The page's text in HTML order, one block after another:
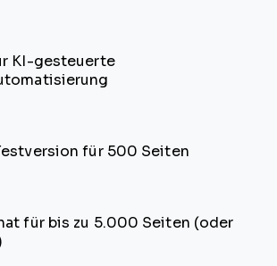
KI-gesteuerte
für 500 Seiten
für bis zu 5.000 Seiten (oder